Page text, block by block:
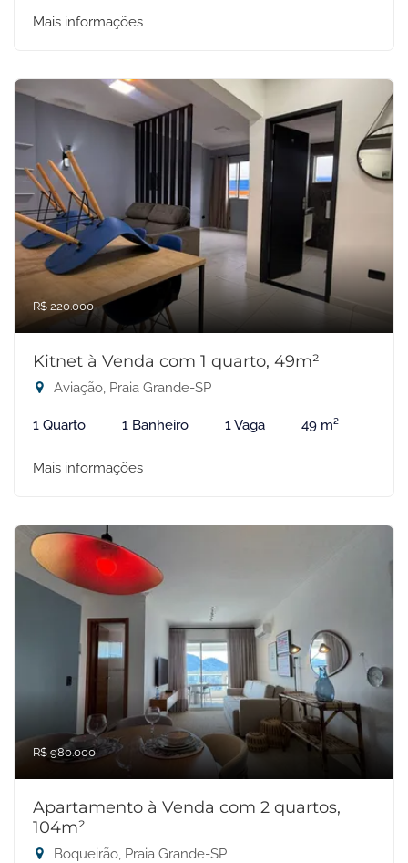
Mais informações
R$ 220.000
Kitnet à Venda com 1 quarto, 49m²
Aviação, Praia Grande-SP
1 Quarto 1 Banheiro 1 Vaga 49 m²
Mais informações
R$ 980.000
Apartamento à Venda com 2 quartos,
104m²
Boqueirão, Praia Grande-SP